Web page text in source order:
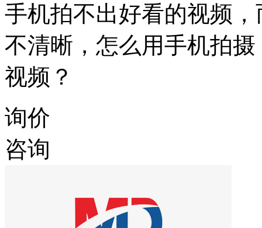
手机拍不出好看的视频
不清晰，怎么用手机拍
视频？
询价
咨询